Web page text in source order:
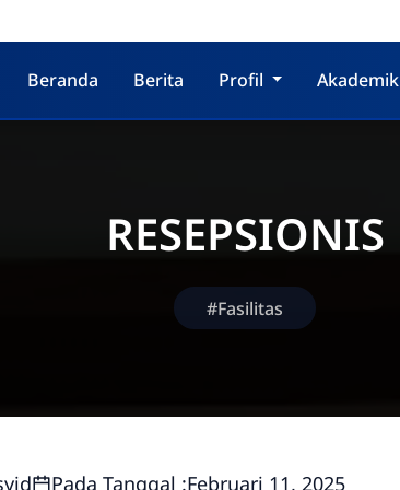
Beranda Berita Profil Akademik
RESEPSIONIS
#Fasilitas
Pada Tanggal :Februari 11, 2025